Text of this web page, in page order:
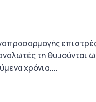
τη θυμούνται
χρόνια....